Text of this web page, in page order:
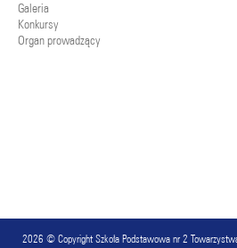
Galeria
Konkursy
Organ prowadzący
2026 © Copyright Szkoła Podstawowa nr 2